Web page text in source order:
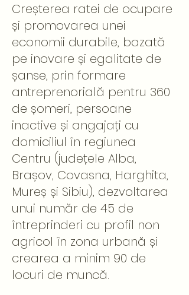
Creșterea ratei de ocupare
și promovarea unei
economii durabile, bazată
pe inovare și egalitate de
șanse, prin formare
antreprenorială pentru 360
de șomeri, persoane
inactive și angajați cu
domiciliul în regiunea
Centru (județele Alba,
Brașov, Covasna, Harghita,
Mureș și Sibiu), dezvoltarea
unui număr de 45 de
întreprinderi cu profil non
agricol în zona urbană și
crearea a minim 90 de
locuri de muncă.